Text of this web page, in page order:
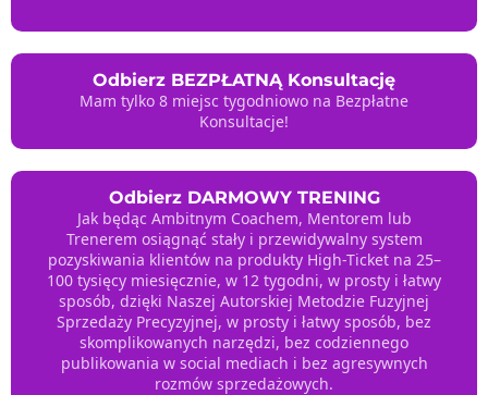
Odbierz BEZPŁATNĄ Konsultację
Mam tylko 8 miejsc tygodniowo na Bezpłatne
Konsultacje!
Odbierz DARMOWY TRENING
Jak będąc Ambitnym Coachem, Mentorem lub
Trenerem osiągnąć stały i przewidywalny system
pozyskiwania klientów na produkty High-Ticket na 25–
100 tysięcy miesięcznie, w 12 tygodni, w prosty i łatwy
sposób, dzięki Naszej Autorskiej Metodzie Fuzyjnej
Sprzedaży Precyzyjnej, w prosty i łatwy sposób, bez
skomplikowanych narzędzi, bez codziennego
publikowania w social mediach i bez agresywnych
rozmów sprzedażowych.